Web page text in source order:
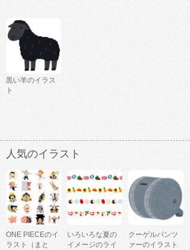
黒い羊のイラス
ト
人気のイラスト
ONE PIECEのイ
ラスト（まと
いろいろな夏の
イメージのライ
クーゲルパンツ
ァーのイラスト